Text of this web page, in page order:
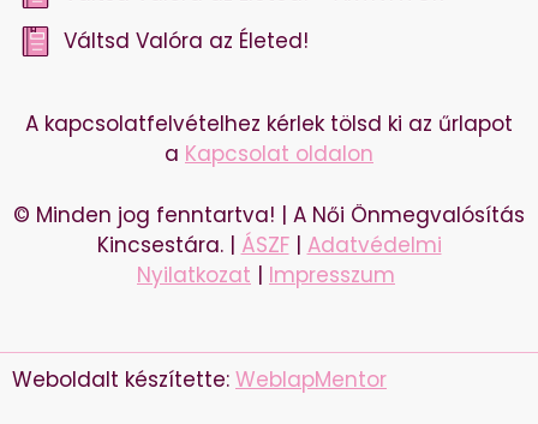
Váltsd Valóra az Életed!
A kapcsolatfelvételhez kérlek tölsd ki az űrlapot
a Kapcsolat oldalon
© Minden jog fenntartva! | A Női Önmegvalósítás
Kincsestára. | ÁSZF| Adatvédelmi
Nyilatkozat | Impresszum
Weboldalt készítette: WeblapMentor